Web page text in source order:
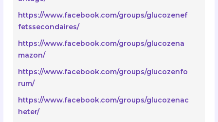
https://www.facebook.com/groups/glucozenef
fetssecondaires/
https://www.facebook.com/groups/glucozena
mazon/
https://www.facebook.com/groups/glucozenfo
rum/
https://www.facebook.com/groups/glucozenac
heter/